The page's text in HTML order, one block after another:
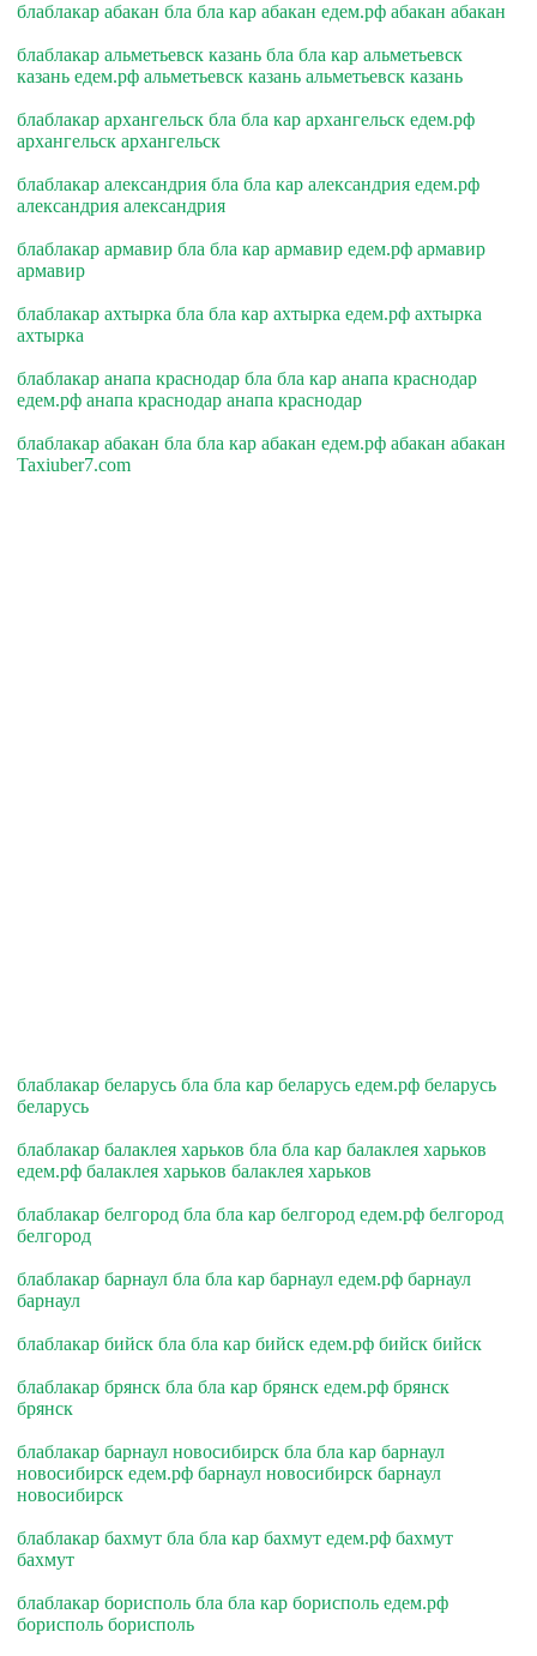
блаблакар абакан бла бла кар абакан едем.рф абакан абакан
блаблакар альметьевск казань бла бла кар альметьевск
казань едем.рф альметьевск казань альметьевск казань
блаблакар архангельск бла бла кар архангельск едем.рф
архангельск архангельск
блаблакар александрия бла бла кар александрия едем.рф
александрия александрия
блаблакар армавир бла бла кар армавир едем.рф армавир
армавир
блаблакар ахтырка бла бла кар ахтырка едем.рф ахтырка
ахтырка
блаблакар анапа краснодар бла бла кар анапа краснодар
едем.рф анапа краснодар анапа краснодар
блаблакар абакан бла бла кар абакан едем.рф абакан абакан
Taxiuber7.com
блаблакар беларусь бла бла кар беларусь едем.рф беларусь
беларусь
блаблакар балаклея харьков бла бла кар балаклея харьков
едем.рф балаклея харьков балаклея харьков
блаблакар белгород бла бла кар белгород едем.рф белгород
белгород
блаблакар барнаул бла бла кар барнаул едем.рф барнаул
барнаул
блаблакар бийск бла бла кар бийск едем.рф бийск бийск
блаблакар брянск бла бла кар брянск едем.рф брянск
брянск
блаблакар барнаул новосибирск бла бла кар барнаул
новосибирск едем.рф барнаул новосибирск барнаул
новосибирск
блаблакар бахмут бла бла кар бахмут едем.рф бахмут
бахмут
блаблакар борисполь бла бла кар борисполь едем.рф
борисполь борисполь